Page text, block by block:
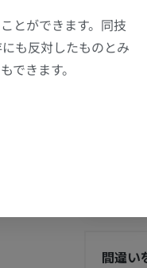
間違い
とができます。同技
も反対したものとみ
きます。